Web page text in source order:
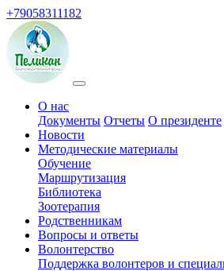
+79058311182
О нас
Документы Отчеты О президенте
Новости
Методические материалы
Обучение
Маршрутизация
Библиотека
Зоотерапия
Родственникам
Вопросы и ответы
Волонтерство
Поддержка волонтеров и